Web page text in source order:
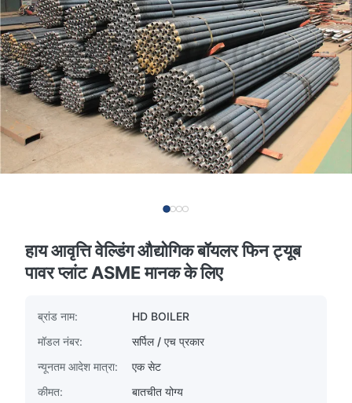
हाय आवृत्ति वेल्डिंग औद्योगिक बॉयलर फिन ट्यूब
पावर प्लांट ASME मानक के लिए
ब्रांड नाम:
HD BOILER
मॉडल नंबर:
सर्पिल / एच प्रकार
न्यूनतम आदेश मात्रा:
एक सेट
कीमत:
बातचीत योग्य